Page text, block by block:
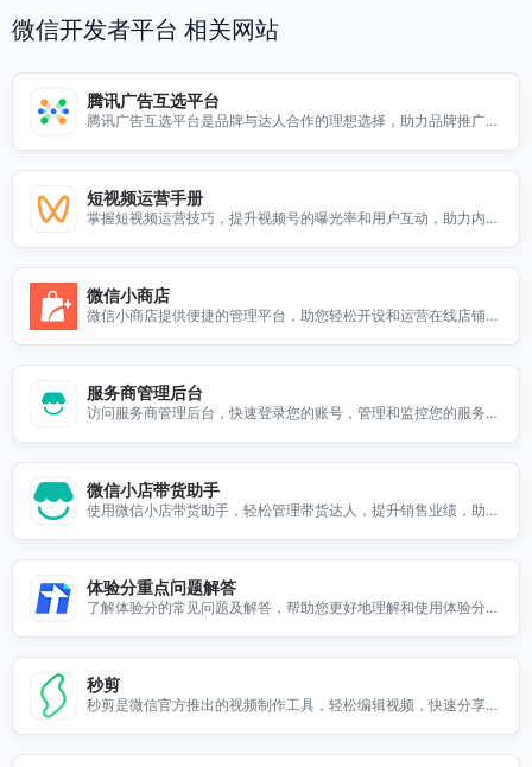
微信开发者平台 相关网站
腾讯广告互选平台
腾讯广告互选平台是品牌与达人合作的理想选择，助力品牌推广与
短视频运营手册
掌握短视频运营技巧，提升视频号的曝光率和用户互动，助力内容
微信小商店
微信小商店提供便捷的管理平台，助您轻松开设和运营在线店铺，
服务商管理后台
访问服务商管理后台，快速登录您的账号，管理和监控您的服务商
微信小店带货助手
使用微信小店带货助手，轻松管理带货达人，提升销售业绩，助力
体验分重点问题解答
了解体验分的常见问题及解答，帮助您更好地理解和使用体验分相
秒剪
秒剪是微信官方推出的视频制作工具，轻松编辑视频，快速分享精